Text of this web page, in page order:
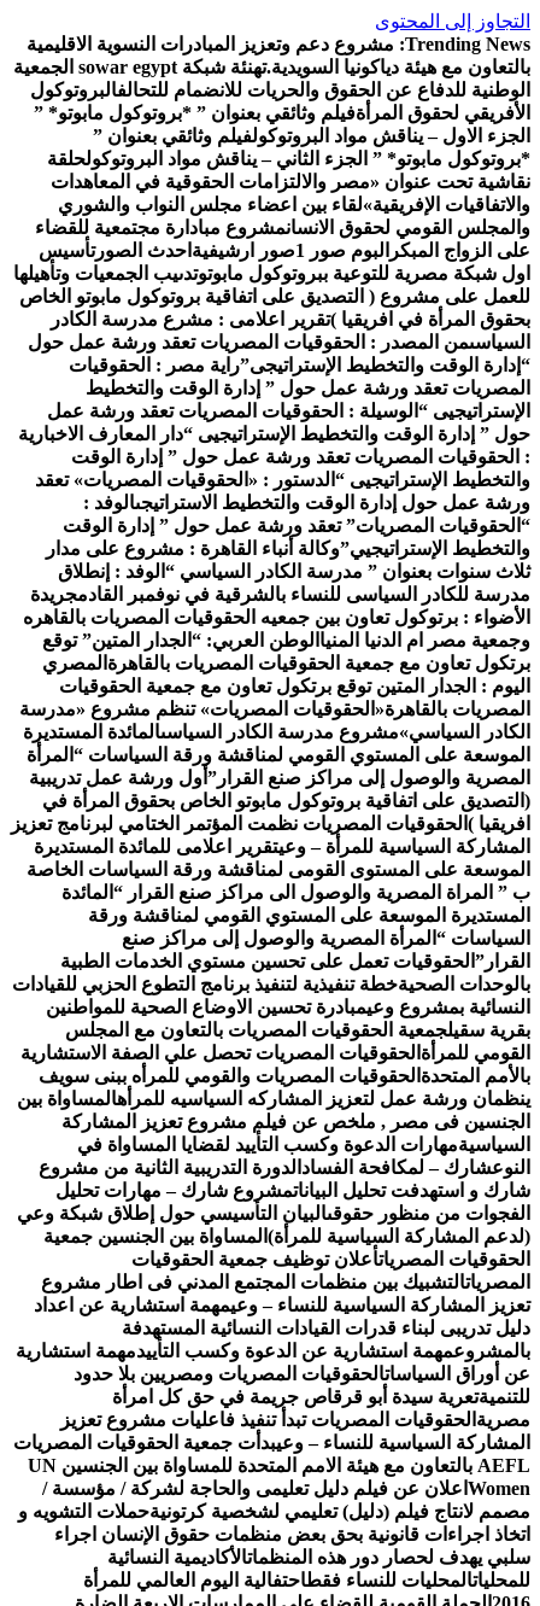
إلى المحتوى
Trending مشروع دعم وتعزيز المبادرات النسوية الاقليمية
مع هيئة دياكونيا السويدية.
تهنئة شبكة sowar egypt الجمعية
للدفاع عن الحقوق والحريات للانضمام للتحالفالبروتوكول
لحقوق المرأة فيلم وثائقي بعنوان ” *بروتوكول مابوتو* ”
الاول – يناقش مواد البروتوكولفيلم وثائقي بعنوان ”
مابوتو* ” الجزء الثاني – يناقش مواد البروتوكولحلقة
تحت عنوان «مصر والالتزامات الحقوقية في المعاهدات
الإفريقية»لقاء بين اعضاء مجلس النواب والشوري
القومي لحقوق الانسانمشروع مبادارة مجتمعية للقضاء
الزواج المبكرالبوم صور 1 صور ارشيفيةاحدث الصورتأسيس
شبكة مصرية للتوعية ببروتوكول مابوتوتدىيب الجمعيات وتأهيلها
على مشروع ( التصديق على اتفاقية بروتوكول مابوتو الخاص
المرأة في افريقيا ) تقرير اعلامى : مشرع مدرسة الكادر
من المصدر : الحقوقيات المصريات تعقد ورشة عمل حول
الوقت والتخطيط الإستراتيجى”راية مصر : الحقوقيات
تعقد ورشة عمل حول ” إدارة الوقت والتخطيط
“ الوسيلة : الحقوقيات المصريات تعقد ورشة عمل
” إدارة الوقت والتخطيط الإستراتيجيى “ دار المعارف الاخبارية
الحقوقيات المصريات تعقد ورشة عمل حول ” إدارة الوقت
الإستراتيجيى “ الدستور : «الحقوقيات المصريات» تعقد
عمل حول إدارة الوقت والتخطيط الاستراتيجىالوفد :
المصريات” تعقد ورشة عمل حول ” إدارة الوقت
الإستراتيجيي”وكالة أنباء القاهرة : مشروع على مدار
سنوات بعنوان ” مدرسة الكادر السياسي “ الوفد : إنطلاق
للكادر السياسى للنساء بالشرقية في نوفمبر القادمجريدة
: برتوكول تعاون بين جمعيه الحقوقيات المصريات بالقاهره
مصر ام الدنيا المنياالوطن العربي: “الجدار المتين” توقع
تعاون مع جمعية الحقوقيات المصريات بالقاهرة المصري
: الجدار المتين توقع برتكول تعاون مع جمعية الحقوقيات
بالقاهرة «الحقوقيات المصريات» تنظم مشروع «مدرسة
السياسي»مشروع مدرسة الكادر السياسىالمائدة المستديرة
على المستوي القومي لمناقشة ورقة السياسات “المرأة
والوصول إلى مراكز صنع القرار” أول ورشة عمل تدريبية
على اتفاقية بروتوكول مابوتو الخاص بحقوق المرأة في
) الحقوقيات المصريات نظمت المؤتمر الختامي لبرنامج تعزيز
السياسية للمرأة – وعيتقرير اعلامى للمائدة المستديرة
على المستوى القومى لمناقشة ورقة السياسات الخاصة
” المراة المصرية والوصول الى مراكز صنع القرار “ المائدة
الموسعة على المستوي القومي لمناقشة ورقة
“المرأة المصرية والوصول إلى مراكز صنع
الحقوقيات تعمل على تحسين مستوي الخدمات الطبية
الصحيةخطة تنفيذية لتنفيذ برنامج التطوع الحزبي للقيادات
بمشروع وعيمبادرة تحسين الاوضاع الصحية للمواطنين
سقيلجمعية الحقوقيات المصريات بالتعاون مع المجلس
للمرأة الحقوقيات المصريات تحصل علي الصفة الاستشارية
المتحدةالحقوقيات المصريات والقومي للمرأه ببنى سويف
ورشة عمل لتعزيز المشاركه السياسيه للمرأه المساواة بين
فى مصر , ملخص عن فيلم مشروع تعزيز المشاركة
مهارات الدعوة وكسب التأييد لقضايا المساواة في
شارك – لمكافحة الفسادالدورة التدريبية الثانية من مشروع
و استهدفت تحليل البياناتمشروع شارك – مهارات تحليل
من منظور حقوقىالبيان التأسيسي حول إطلاق شبكة وعي
المشاركة السياسية للمرأة)المساواة بين الجنسين جمعية
المصرياتأعلان توظيف جمعية الحقوقيات
التشبيك بين منظمات المجتمع المدني فى اطار مشروع
المشاركة السياسية للنساء – وعيمهمة استشارية عن اعداد
تدريبى لبناء قدرات القيادات النسائية المستهدفة
مهمة استشارية عن الدعوة وكسب التأييدمهمة استشارية
أوراق السياساتالحقوقيات المصريات ومصريين بلا حدود
تعرية سيدة أبو قرقاص جريمة في حق كل امرأة
الحقوقيات المصريات تبدأ تنفيذ فاعليات مشروع تعزيز
السياسية للنساء – وعيبدأت جمعية الحقوقيات المصريات
AEFL بالتعاون مع هيئة الامم المتحدة للمساواة بين الجنسين UN
اعلان عن فيلم دليل تعليمى والحاجة لشركة / مؤسسة /
لانتاج فيلم (دليل) تعليمي لشخصية كرتونيةحملات التشويه و
اجراءات قانونية بحق بعض منظمات حقوق الإنسان اجراء
يهدف لحصار دور هذه المنظماتالأكاديمية النسائية
المحليات للنساء فقطاحتفالية اليوم العالمي للمرأة